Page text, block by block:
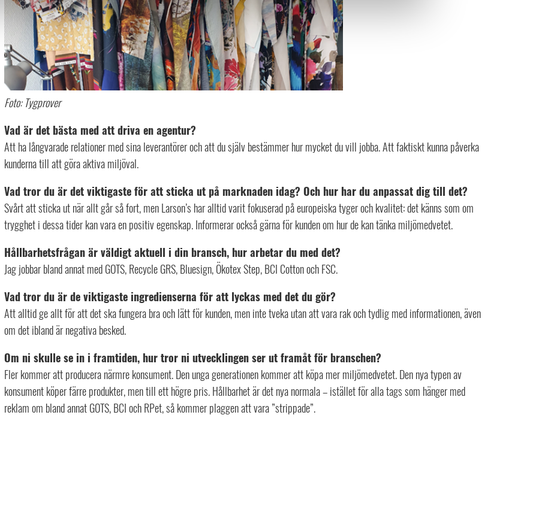
Foto: Tygprover
Vad är det bästa med att driva en agentur?
Att ha långvarade relationer med sina leverantörer och att du själv bestämmer hur mycket du vill jobba. Att faktiskt kunna påverka
kunderna till att göra aktiva miljöval.
Vad tror du är det viktigaste för att sticka ut på marknaden idag? Och hur har du anpassat dig till det?
Svårt att sticka ut när allt går så fort, men Larson’s har alltid varit fokuserad på europeiska tyger och kvalitet: det känns som om
trygghet i dessa tider kan vara en positiv egenskap. Informerar också gärna för kunden om hur de kan tänka miljömedvetet.
Hållbarhetsfrågan är väldigt aktuell i din bransch, hur arbetar du med det?
Jag jobbar bland annat med GOTS, Recycle GRS, Bluesign, Ökotex Step, BCI Cotton och FSC.
Vad tror du är de viktigaste ingredienserna för att lyckas med det du gör?
Att alltid ge allt för att det ska fungera bra och lätt för kunden, men inte tveka utan att vara rak och tydlig med informationen, även
om det ibland är negativa besked.
Om ni skulle se in i framtiden, hur tror ni utvecklingen ser ut framåt för branschen?
Fler kommer att producera närmre konsument. Den unga generationen kommer att köpa mer miljömedvetet. Den nya typen av
konsument köper färre produkter, men till ett högre pris. Hållbarhet är det nya normala – istället för alla tags som hänger med
reklam om bland annat GOTS, BCI och RPet, så kommer plaggen att vara ”strippade”.